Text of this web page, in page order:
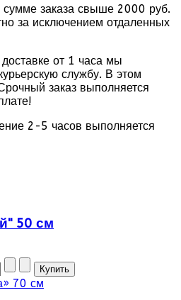
сумме заказа свыше 2000 руб.
за исключением отдаленных
от 1 часа мы
службу. В этом
заказ выполняется
2-5 часов выполняется
50 см